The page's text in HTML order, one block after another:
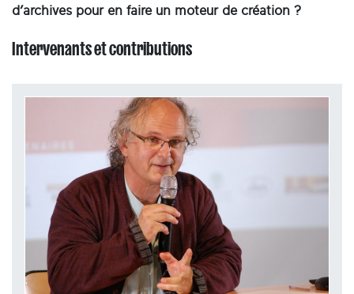
d’archives pour en faire un moteur de création ?
Intervenants et contributions